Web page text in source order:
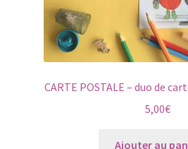
CARTE POSTALE – duo de
5,00€
Ajouter au